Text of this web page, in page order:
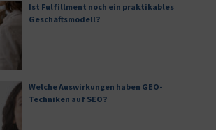
Ist Fulfillment noch ein praktikables
Geschäftsmodell?
Welche Auswirkungen haben GEO-
Techniken auf SEO?